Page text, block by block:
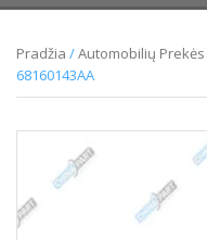
Pradžia /Automobilių Prekės
68160143AA